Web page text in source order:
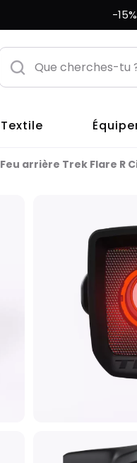
-
Textile
Feu arrière Trek Flare R